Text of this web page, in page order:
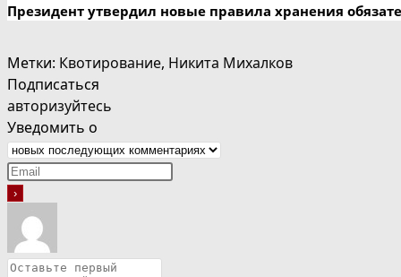
Президент утвердил новые правила хранения
Метки: Квотирование, Никита Михалков
Подписаться
авторизуйтесь
Уведомить о